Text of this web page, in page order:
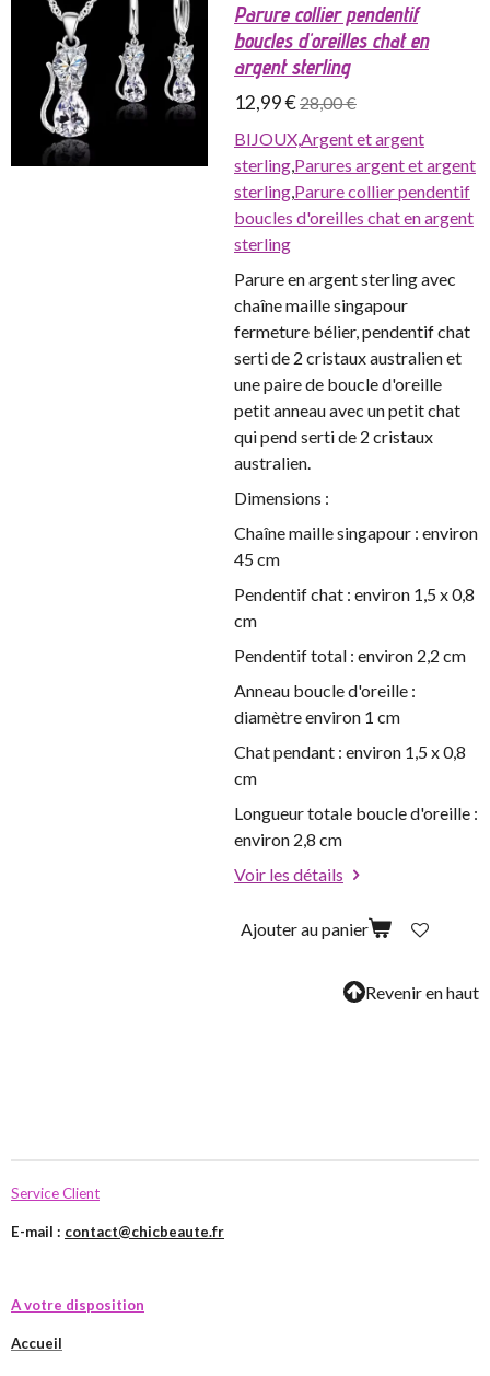
Parure collier pendentif
boucles d'oreilles chat en
argent sterling
12,99 €28,00 €
BIJOUX,Argent et argent
sterling,Parures argent et argent
sterling,Parure collier pendentif
boucles d'oreilles chat en argent
sterling
Parure en argent sterling avec
chaîne maille singapour
fermeture bélier, pendentif chat
serti de 2 cristaux australien et
une paire de boucle d'oreille
petit anneau avec un petit chat
qui pend serti de 2 cristaux
australien.
Dimensions :
Chaîne maille singapour : environ
45 cm
Pendentif chat : environ 1,5 x 0,8
cm
Pendentif total : environ 2,2 cm
Anneau boucle d'oreille :
diamètre environ 1 cm
Chat pendant : environ 1,5 x 0,8
cm
Longueur totale boucle d'oreille :
environ 2,8 cm
Voir les détails
Ajouter au panier
Revenir en haut
Service Client
E-mail : contact@chicbeaute.fr
A votre disposition
Accueil